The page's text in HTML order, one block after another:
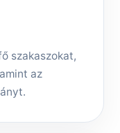
szakaszokat,
az